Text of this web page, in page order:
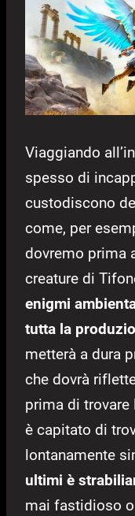
Viaggiando
spesso di
custodiscono
come, per
dovremo prima
creature di
enigmi
tutta la
metterà a dura
che dovrà
prima di
è capitato di
lontanamente
ultimi è
mai fastidioso